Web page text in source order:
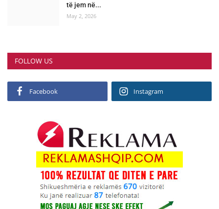
të jem në...
May 2, 2026
FOLLOW US
Facebook Instagram